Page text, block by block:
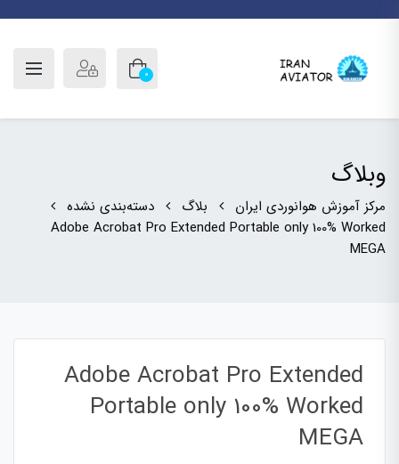
0
وبلاگ
مرکز آموزش هوانوردی ایران بلاگ
دسته‌بندی نشده
Adobe Acrobat Pro Extended Portable only 100% Worked
MEGA
Adobe Acrobat Pro Extended
Portable only 100% Worked
MEGA